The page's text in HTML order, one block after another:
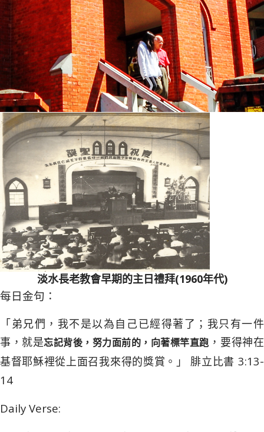
淡水長老教會早期的主日禮拜(1960年代)
每日金句：
「弟兄們，我不是以為自己已經得著了；我只有一件
事，就是忘記背後，努力面前的，向著標竿直跑 ，要得神在
基督耶穌裡從上面召我來得的獎賞。」 腓立比書 3:13-
14
Daily Verse: